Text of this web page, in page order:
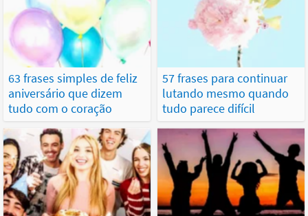
63 frases simples de feliz
aniversário que dizem
tudo com o coração
57 frases para continuar
lutando mesmo quando
tudo parece difícil